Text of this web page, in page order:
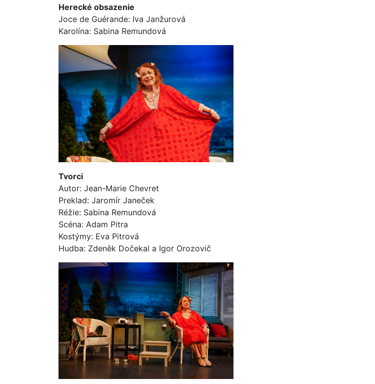
Herecké obsazenie
Joce de Guérande: Iva Janžurová
Karolína: Sabina Remundová
Tvorci
Autor: Jean-Marie Chevret
Preklad: Jaromír Janeček
Réžie: Sabina Remundová
Scéna: Adam Pitra
Kostýmy: Eva Pitrová
Hudba: Zdeněk Dočekal a Igor Orozovič